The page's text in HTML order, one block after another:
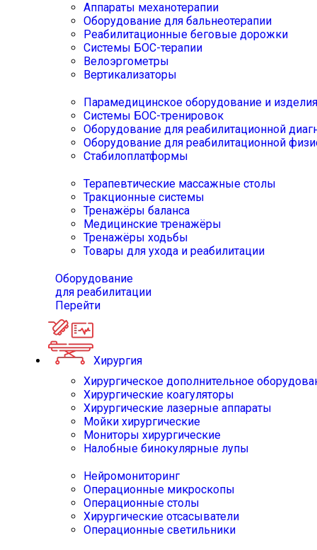
Аппараты механотерапии
Оборудование для бальнеотерапии
Реабилитационные беговые дорожки
Системы БОС-терапии
Велоэргометры
Вертикализаторы
Парамедицинское оборудование и изделия
Системы БОС-тренировок
Оборудование для реабилитационной
Оборудование для реабилитационной
Стабилоплатформы
Терапевтические массажные столы
Тракционные системы
Тренажёры баланса
Медицинские тренажёры
Тренажёры ходьбы
Товары для ухода и реабилитации
Оборудование
для реабилитации
Перейти
Хирургия
Хирургическое дополнительное
Хирургические коагуляторы
Хирургические лазерные аппараты
Мойки хирургические
Мониторы хирургические
Налобные бинокулярные лупы
Нейромониторинг
Операционные микроскопы
Операционные столы
Хирургические отсасыватели
Операционные светильники